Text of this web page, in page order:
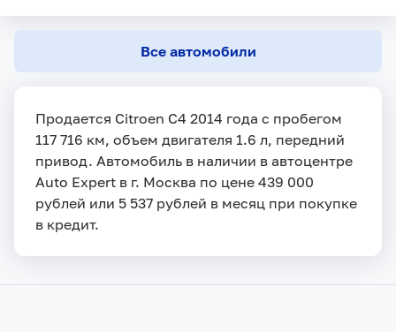
Все автомобили
Продается Citroen C4 2014 года с пробегом
117 716 км, объем двигателя 1.6 л, передний
привод. Автомобиль в наличии в автоцентре
Auto Expert в г. Москва по цене 439 000
рублей или 5 537 рублей в месяц при покупке
в кредит.